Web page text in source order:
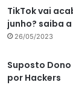
TikTok vai
junho? saiba
26/05/2023
Suposto Dono
por Hackers